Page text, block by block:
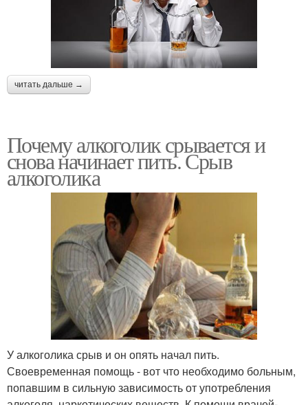
читать дальше →
Почему алкоголик срывается и
снова начинает пить. Срыв
алкоголика
У алкоголика срыв и он опять начал пить.
Своевременная помощь - вот что необходимо больным,
попавшим в сильную зависимость от употребления